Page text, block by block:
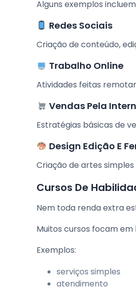
Alguns exemplos
Redes Sociais
Criação de conteúdo,
Trabalho Online
Atividades feitas
Vendas Pela
Estratégias básicas de
Design Edição E
Criação de artes
Cursos De
Nem toda renda extra
Muitos cursos focam
Exemplos:
serviços simples
atendimento